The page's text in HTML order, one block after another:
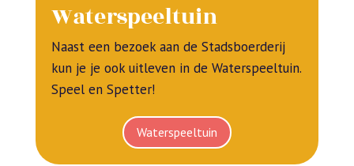
Waterspeeltuin
Naast een bezoek aan de Stadsboerderij
kun je je ook uitleven in de Waterspeeltuin.
Speel en Spetter!
Waterspeeltuin